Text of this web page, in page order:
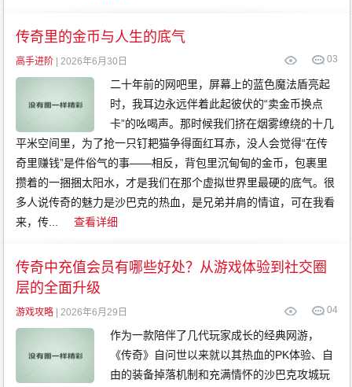
传奇里的金币与人生的底气
3
0
高手进阶 | 2026年6月30日
二十年前的网吧里，屏幕上的蓝色魔法盾亮起
时，我耳边永远伴着此起彼伏的“卖金币换点
卡”的吆喝声。那时候我们挤在烟雾缭绕的十几
平米空间里，为了抢一只钉耙猫争得面红耳赤，没人会觉得“在传
奇里赚钱”是件俗气的事——相反，背包里沉甸甸的金币，包裹里
攒着的一捆捆太阳水，才是我们在那个虚拟世界里最硬的底气。很
多人说传奇的魅力是沙巴克的热血，是兄弟并肩的情谊，可在我看
来，传...
查看详细
传奇中充值会员有哪些好处？从游戏体验到社交圈
层的全面升级
4
0
游戏攻略 | 2026年6月29日
作为一款陪伴了几代玩家成长的经典网游，
《传奇》自问世以来就以其热血的PK体验、自
由的装备掉落机制和充满情怀的沙巴克攻城玩